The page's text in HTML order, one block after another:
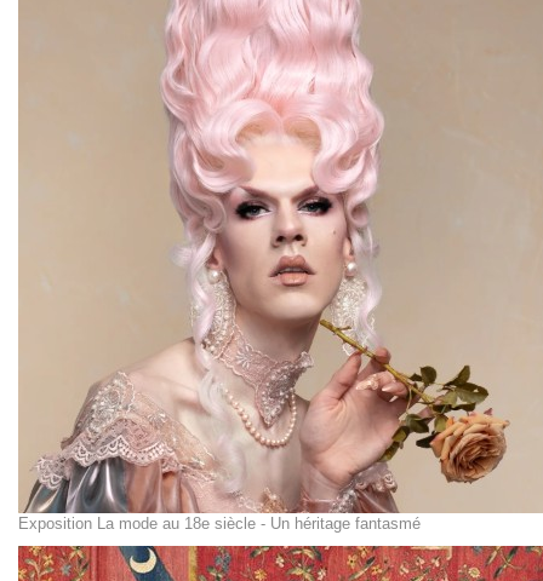
Exposition La mode au 18e siècle - Un héritage fantasmé